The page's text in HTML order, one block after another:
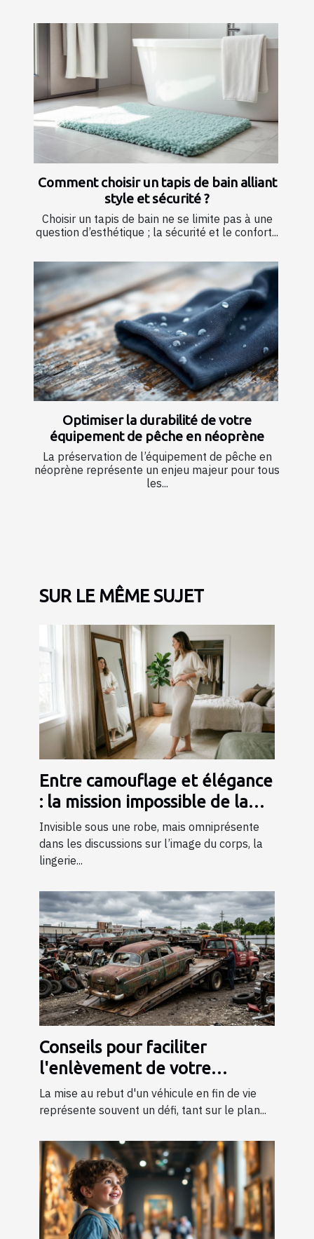
Comment choisir un tapis de bain alliant
style et sécurité ?
Choisir un tapis de bain ne se limite pas à une
question d’esthétique ; la sécurité et le confort...
Optimiser la durabilité de votre
équipement de pêche en néoprène
La préservation de l’équipement de pêche en
néoprène représente un enjeu majeur pour tous
les...
SUR LE MÊME SUJET
Entre camouflage et élégance
: la mission impossible de la
lingerie gainante ?
Invisible sous une robe, mais omniprésente
dans les discussions sur l’image du corps, la
lingerie...
Conseils pour faciliter
l'enlèvement de votre
véhicule en fin de vie
La mise au rebut d'un véhicule en fin de vie
représente souvent un défi, tant sur le plan...